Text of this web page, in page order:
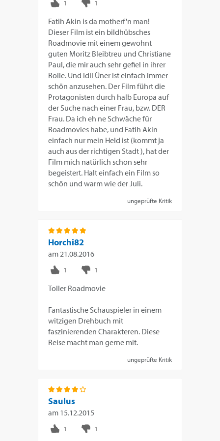
Fatih Akin is da motherf'n man!
Dieser Film ist ein bildhübsches
Roadmovie mit einem gewohnt
guten Moritz Bleibtreu und Christiane
Paul, die mir auch sehr gefiel in ihrer
Rolle. Und Idil Üner ist einfach immer
schön anzusehen. Der Film führt die
Protagonisten durch halb Europa auf
der Suche nach einer Frau, bzw. DER
Frau. Da ich eh ne Schwäche für
Roadmovies habe, und Fatih Akin
einfach nur mein Held ist (kommt ja
auch aus der richtigen Stadt ), hat der
Film mich natürlich schon sehr
begeistert. Halt einfach ein Film so
schön und warm wie der Juli.
ungeprüfte Kritik
Horchi82
am 21.08.2016
Toller Roadmovie
Fantastische Schauspieler in einem
witzigen Drehbuch mit
faszinierenden Charakteren. Diese
Reise macht man gerne mit.
ungeprüfte Kritik
Saulus
am 15.12.2015